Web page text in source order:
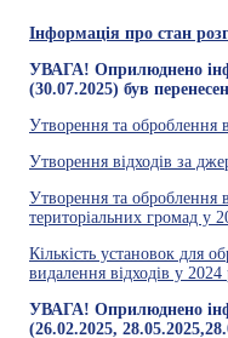
Інформація про стан
УВАГА! Оприлюднено
(30.07.2025) був
Утворення та оброблення
Утворення відходів за
Утворення та оброблення
територіальних громад у
Кількість установок для
видалення відходів у 2024
УВАГА! Оприлюднено
(26.02.2025,